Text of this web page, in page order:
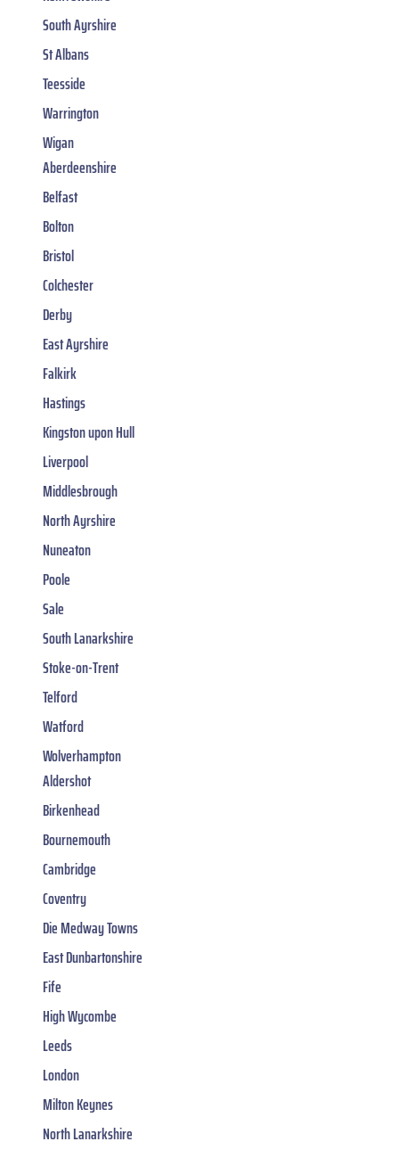
South Ayrshire
St Albans
Teesside
Warrington
Wigan
Aberdeenshire
Belfast
Bolton
Bristol
Colchester
Derby
East Ayrshire
Falkirk
Hastings
Kingston upon Hull
Liverpool
Middlesbrough
North Ayrshire
Nuneaton
Poole
Sale
South Lanarkshire
Stoke-on-Trent
Telford
Watford
Wolverhampton
Aldershot
Birkenhead
Bournemouth
Cambridge
Coventry
Die Medway Towns
East Dunbartonshire
Fife
High Wycombe
Leeds
London
Milton Keynes
North Lanarkshire